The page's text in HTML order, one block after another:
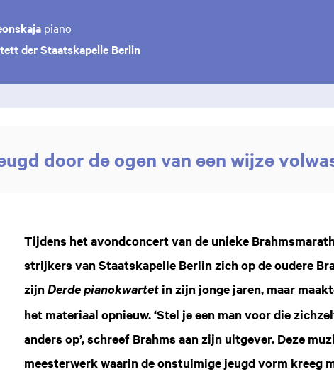
piano
der Staatskapelle Berlin
door de ogen van een wijze
Tijdens het avondconcert van de unieke
strijkers van Staatskapelle Berlin zich op de oudere
zijn Derde pianokwartetin zijn jonge jaren, maar
het materiaal opnieuw. ‘Stel je een man voor die
anders op’, schreef Brahms aan zijn uitgever. Deze
meesterwerk waarin de onstuimige jeugd vorm kreeg